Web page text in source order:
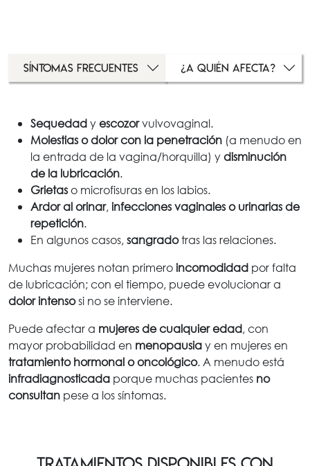
Síntomas frecuentes ¿A quién afecta?
Sequedadyescozorvulvovaginal.
Molestias o dolor con la penetración (a menudo en
la entrada de la vagina/horquilla) ydisminución
de la lubricación.
Grietaso microfisuras en los labios.
Ardor al orinar,infecciones vaginales o urinarias de
repetición.
En algunos casos,sangradotras las relaciones.
Muchas mujeres notan primeroincomodidad por falta
de lubricación; con el tiempo, puede evolucionar a
dolor intensosi no se interviene.
Puede afectar a mujeres de cualquier edad, con
mayor probabilidad en menopausiay en mujeres en
tratamiento hormonal o oncológico. A menudo está
infradiagnosticada porque muchas pacientes no
consultan pese a los síntomas.